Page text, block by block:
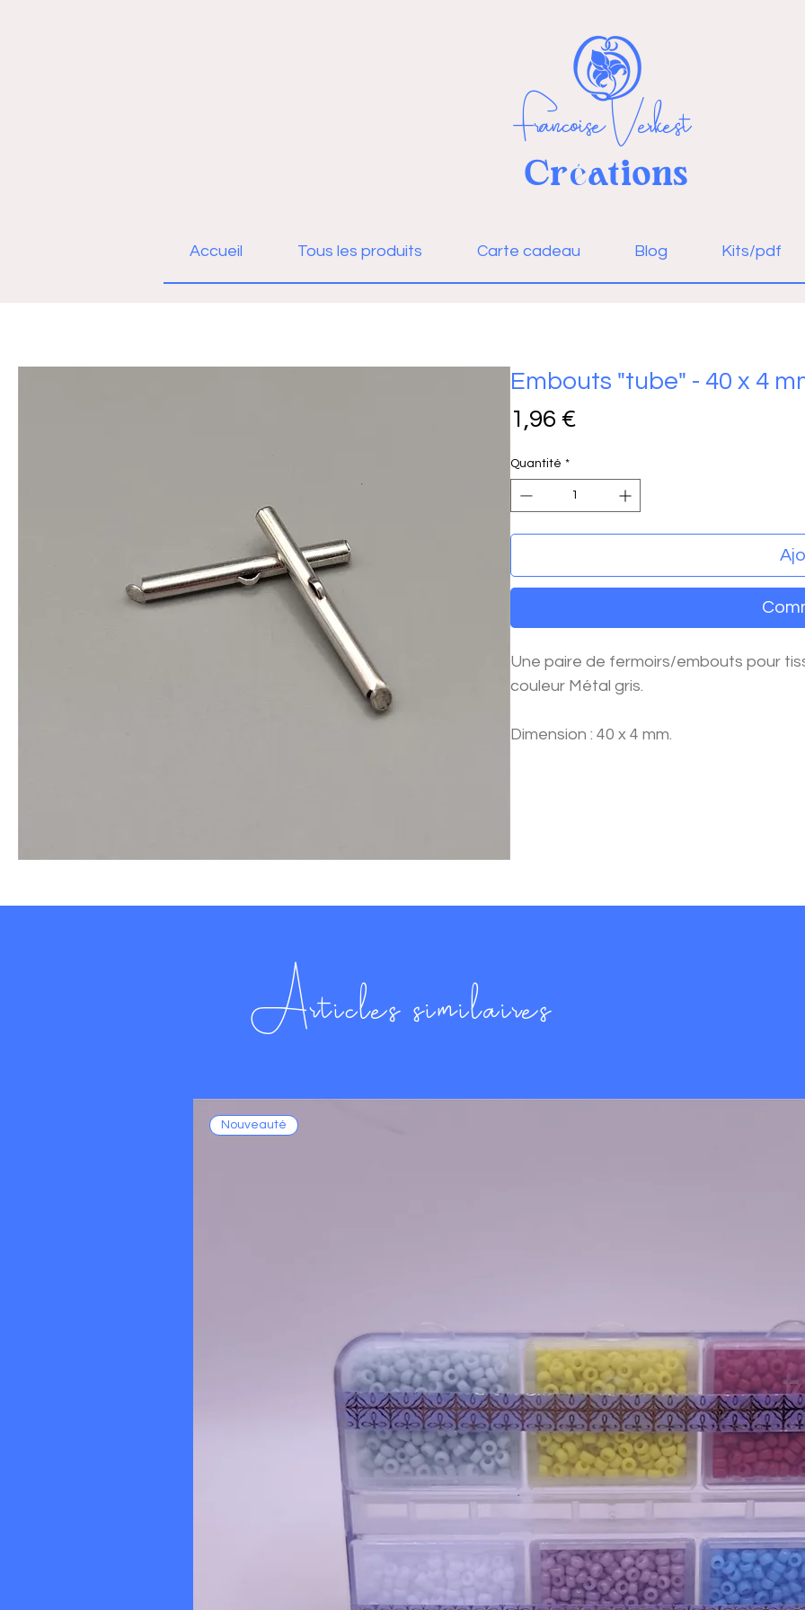
Françoise Verkest
Créations
Accueil Tous les produits Carte cadeau Blog Kits/pdf
Embouts "tube" - 40 x 4
1,96 €Prix
Quantité *
Une paire de fermoirs/embouts pour
couleur Métal gris.
Dimension : 40 x 4 mm.
Articles similaires
Nouveauté